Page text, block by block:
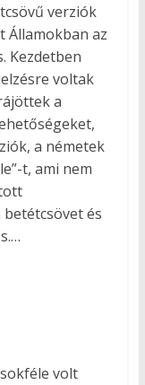
verziók
Államokban az
Kezdetben
voltak
a
a németek
t, ami nem
és
volt